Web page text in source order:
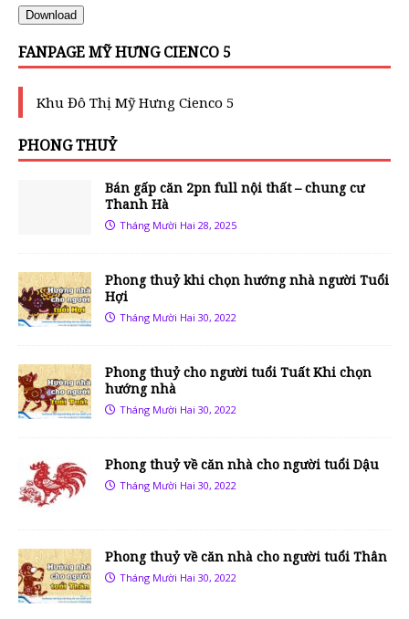
Download
FANPAGE MỸ HƯNG CIENCO 5
Khu Đô Thị Mỹ Hưng Cienco 5
PHONG THUỶ
Bán gấp căn 2pn full nội thất – chung cư
Thanh Hà
Tháng Mười Hai 28, 2025
Phong thuỷ khi chọn hướng nhà người Tuổi
Hợi
Tháng Mười Hai 30, 2022
Phong thuỷ cho người tuổi Tuất Khi chọn
hướng nhà
Tháng Mười Hai 30, 2022
Phong thuỷ về căn nhà cho người tuổi Dậu
Tháng Mười Hai 30, 2022
Phong thuỷ về căn nhà cho người tuổi Thân
Tháng Mười Hai 30, 2022